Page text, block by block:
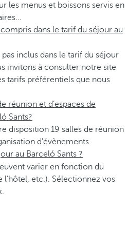
les menus et boissons servis en
dans le tarif du séjour au
inclus dans le tarif du séjour
invitons à consulter notre site
tarifs préférentiels que nous
réunion et d’espaces de
Sants?
disposition 19 salles de réunion
d’évènements.
au Barceló Sants ?
varier en fonction du
etc.). Sélectionnez vos